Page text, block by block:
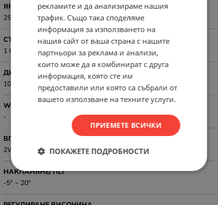
ЯРКОСТ
250cd/m2
СТАТИЧЕН КОНТРАСТ
1 000:1
ДИНАМИЧЕН КОНТРАСТ
100 000 000:1
WEB КАМЕРА
-
ВГРАДЕНИ ГОВОРИТЕЛИ
2W x2
НАКЛАНЯНЕ/TILT
-5° ~ 20°
рекламите и да анализираме нашия
трафик. Също така споделяме
информация за използването на
нашия сайт от ваша страна с нашите
партньори за реклама и анализи,
които може да я комбинират с друга
информация, която сте им
предоставили или която са събрали от
вашето използване на техните услуги.
ПРИЕМЕТЕ ВСИЧКИ
ПОКАЖЕТЕ ПОДРОБНОСТИ